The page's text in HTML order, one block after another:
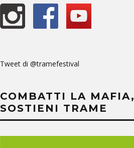
Tweet di @tramefestival
COMBATTI LA MAFIA,
SOSTIENI TRAME